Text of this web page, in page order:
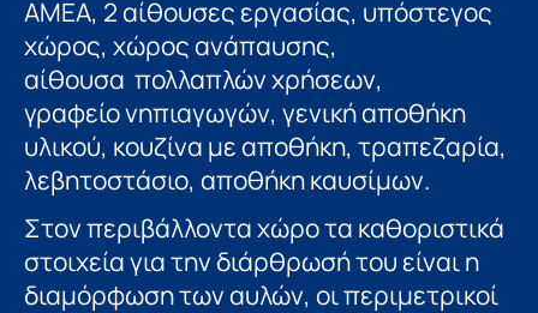
ΑΜΕΑ, 2 αίθουσες εργασίας, υπόστεγος
χώρος, χώρος ανάπαυσης,
αίθουσα πολλαπλών χρήσεων,
γραφείο νηπιαγωγών, γενική αποθήκη
υλικού, κουζίνα με αποθήκη, τραπεζαρία,
λεβητοστάσιο, αποθήκη καυσίμων.
Στον περιβάλλοντα χώρο τα καθοριστικά
στοιχεία για την διάρθρωσή του είναι η
διαμόρφωση των αυλών, οι περιμετρικοί